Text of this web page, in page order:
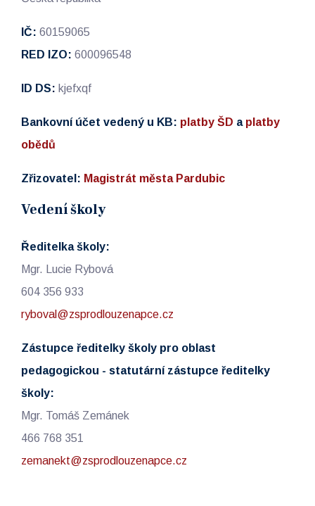
IČ: 60159065
RED IZO: 600096548
ID DS: kjefxqf
Bankovní účet vedený u KB: platby ŠD a platby
obědů
Zřizovatel: Magistrát města Pardubic
Vedení školy
Ředitelka školy:
Mgr. Lucie Rybová
604 356 933
ryboval@zsprodlouzenapce.cz
Zástupce ředitelky školy pro oblast
pedagogickou - statutární zástupce ředitelky
školy:
Mgr. Tomáš Zemánek
466 768 351
zemanekt@zsprodlouzenapce.cz